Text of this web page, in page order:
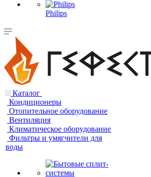
Philips
Каталог
Кондиционеры
Отопительное оборудование
Вентиляция
Климатическое оборудование
Фильтры и умягчители для
воды